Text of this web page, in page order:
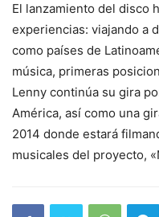
El lanzamiento del disco
experiencias: viajando a
como países de
música, primeras
Lenny continúa su gira
América, así como una
2014 donde estará
musicales del proyecto,